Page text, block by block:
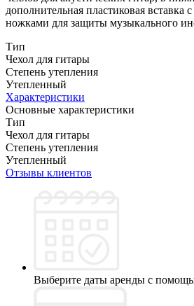
дополнительная пластиковая вставка
ножками для защиты музыкального
Тип
Чехол для гитары
Степень утепления
Утепленный
Характеристики
Основные характеристики
Тип
Чехол для гитары
Степень утепления
Утепленный
Отзывы клиентов
Выберите даты аренды с